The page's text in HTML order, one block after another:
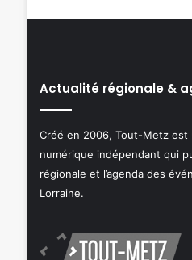
Actualité régionale &
Créé en 2006, Tout-Metz est
numérique indépendant qui
régionale et l’agenda des
Lorraine.